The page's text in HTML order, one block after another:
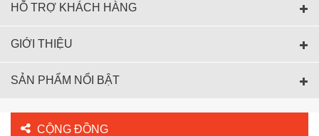
HỖ TRỢ KHÁCH HÀNG
GIỚI THIỆU
SẢN PHẨM NỔI BẬT
CỘNG ĐỒNG